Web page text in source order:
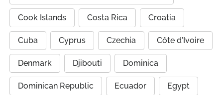
Cook Islands Costa Rica Croatia
Cuba Cyprus Czechia Côte d'Ivoire
Denmark Djibouti Dominica
Dominican Republic Ecuador Egypt